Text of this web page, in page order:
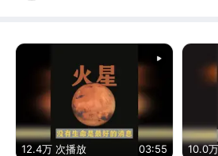
12.4万 次播放 03:55 10.0